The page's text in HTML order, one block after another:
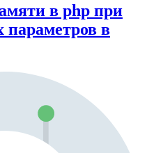
в php при
параметров в